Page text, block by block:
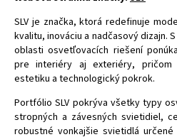
SLV je značka, ktorá redefinuje
kvalitu, inováciu a nadčasový dizajn.
oblasti osvetľovacích riešení
pre interiéry aj exteriéry, pričom
estetiku a technologický pokrok.
Portfólio SLV pokrýva všetky typy
stropných a závesných svietidiel,
robustné vonkajšie svietidlá